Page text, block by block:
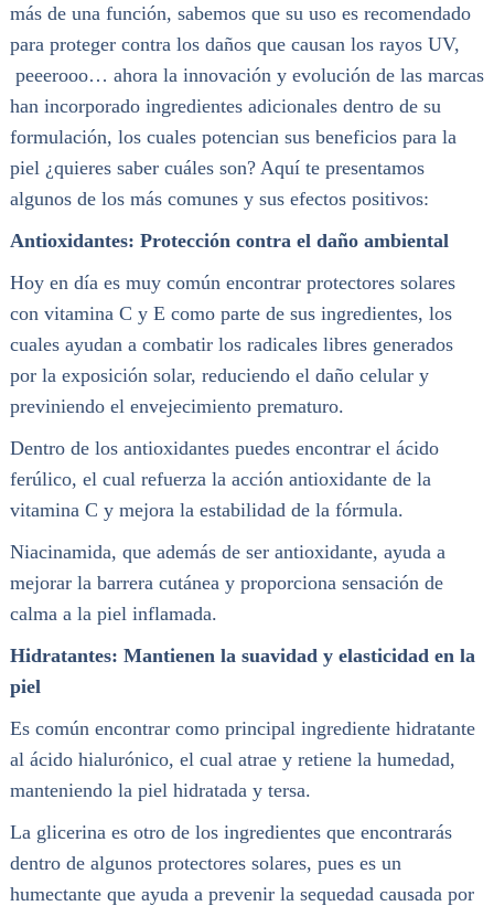
más de una función, sabemos que su uso es recomendado
para proteger contra los daños que causan los rayos UV,
peeerooo… ahora la innovación y evolución de las marcas
han incorporado ingredientes adicionales dentro de su
formulación, los cuales potencian sus beneficios para la
piel ¿quieres saber cuáles son? Aquí te presentamos
algunos de los más comunes y sus efectos positivos:
Antioxidantes: Protección contra el daño ambiental
Hoy en día es muy común encontrar protectores solares
con vitamina C y E como parte de sus ingredientes, los
cuales ayudan a combatir los radicales libres generados
por la exposición solar, reduciendo el daño celular y
previniendo el envejecimiento prematuro.
Dentro de los antioxidantes puedes encontrar el ácido
ferúlico, el cual refuerza la acción antioxidante de la
vitamina C y mejora la estabilidad de la fórmula.
Niacinamida, que además de ser antioxidante, ayuda a
mejorar la barrera cutánea y proporciona sensación de
calma a la piel inflamada.
Hidratantes: Mantienen la suavidad y elasticidad en la
piel
Es común encontrar como principal ingrediente hidratante
al ácido hialurónico, el cual atrae y retiene la humedad,
manteniendo la piel hidratada y tersa.
La glicerina es otro de los ingredientes que encontrarás
dentro de algunos protectores solares, pues es un
humectante que ayuda a prevenir la sequedad causada por